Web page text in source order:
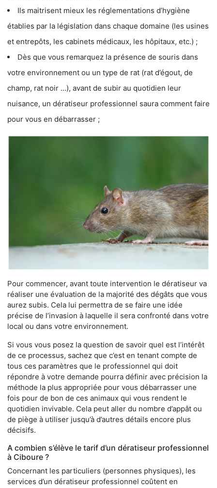
Ils maitrisent mieux les réglementations d’hygiène
établies par la législation dans chaque domaine (les usines
et entrepôts, les cabinets médicaux, les hôpitaux, etc.) ;
Dès que vous remarquez la présence de souris dans
votre environnement ou un type de rat (rat d’égout, de
champ, rat noir …), avant de subir au quotidien leur
nuisance, un dératiseur professionnel saura comment faire
pour vous en débarrasser ;
Pour commencer, avant toute intervention le dératiseur va
réaliser une évaluation de la majorité des dégâts que vous
aurez subis. Cela lui permettra de se faire une idée
précise de l’invasion à laquelle il sera confronté dans votre
local ou dans votre environnement.
Si vous vous posez la question de savoir quel est l’intérêt
de ce processus, sachez que c’est en tenant compte de
tous ces paramètres que le professionnel qui doit
répondre à votre demande pourra définir avec précision la
méthode la plus appropriée pour vous débarrasser une
fois pour de bon de ces animaux qui vous rendent le
quotidien invivable. Cela peut aller du nombre d’appât ou
de piège à utiliser jusqu’à d’autres détails encore plus
décisifs.
A combien s’élève le tarif d’un dératiseur professionnel
à Ciboure ?
Concernant les particuliers (personnes physiques), les
services d’un dératiseur professionnel coûtent en